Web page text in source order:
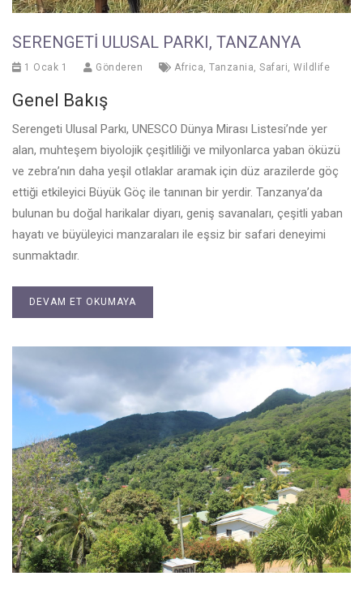
SERENGETI ULUSAL PARKI, TANZANYA
1 Ocak 1 Gönderen Africa, Tanzania, Safari, Wildlife
Genel Bakış
Serengeti Ulusal Parkı, UNESCO Dünya Mirası Listesi’nde yer
alan, muhteşem biyolojik çeşitliliği ve milyonlarca yaban öküzü
ve zebra’nın daha yeşil otlaklar aramak için düz arazilerde göç
ettiği etkileyici Büyük Göç ile tanınan bir yerdir. Tanzanya’da
bulunan bu doğal harikalar diyarı, geniş savanaları, çeşitli yaban
hayatı ve büyüleyici manzaraları ile eşsiz bir safari deneyimi
sunmaktadır.
DEVAM ET OKUMAYA